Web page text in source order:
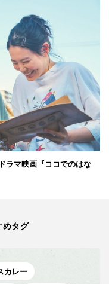
ラマ映画『ココでのはな
めタグ
カレー